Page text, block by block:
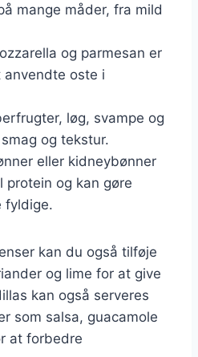
mange måder, fra mild
og parmesan er
anvendte oste i
løg, svampe og
og tekstur.
eller kidneybønner
protein og kan gøre
fyldige.
kan du også tilføje
og lime for at give
kan også serveres
som salsa, guacamole
at forbedre